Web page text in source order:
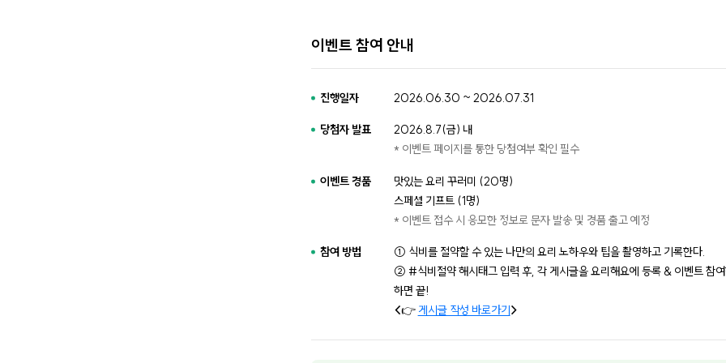
이벤트 참여 안내
진행일자 2026.06.30 ~ 2026.07.31
당첨자 발표
2026.8.7(금) 내
* 이벤트 페이지를 통한 당첨여부 확인 필수
이벤트 경품
맛있는 요리 꾸러미 (20명)
스페셜 기프트 (1명)
* 이벤트 접수 시 응모한 정보로 문자 발송 및 경품 출고 예정
참여 방법
① 식비를 절약할 수 있는 나만의 요리 노하우와 팁을 촬영하고 기록한다.
② #식비절약 해시태그 입력 후, 각 게시글을 요리해요에 등록 & 이벤트 참
하면 끝!
<👉 게시글 작성 바로가기>